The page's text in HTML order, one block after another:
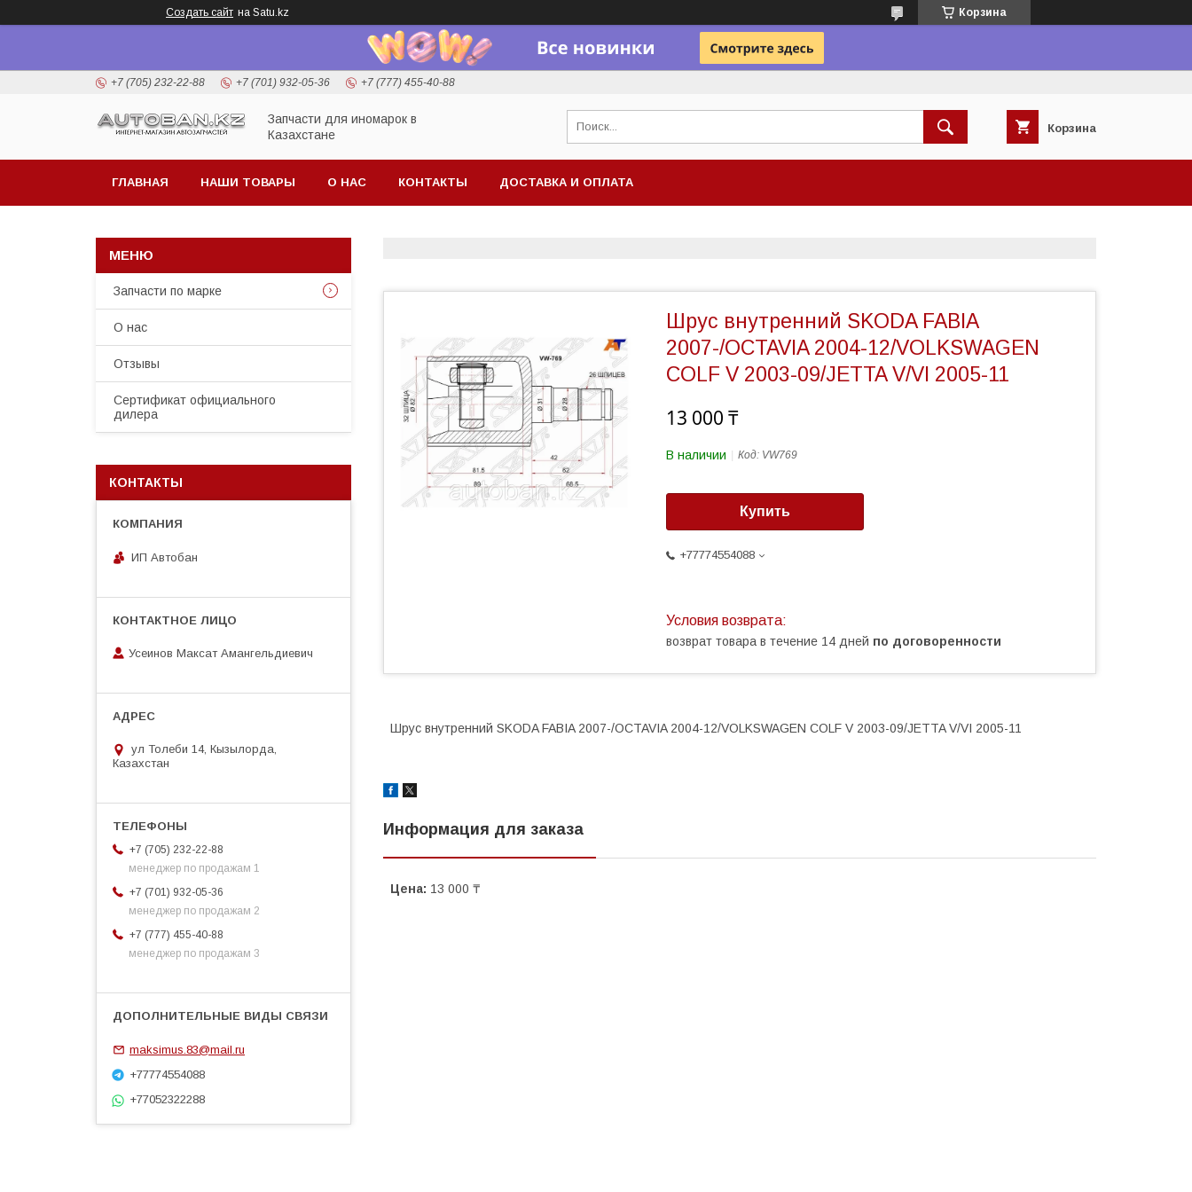
Создать сайт на Satu.kz Корзина
+7 (705) 232-22-88 +7 (701) 932-05-36 +7 (777) 455-40-88
Запчасти для иномарок в
Казахстане
Корзина
ГЛАВНАЯ НАШИ ТОВАРЫ О НАС КОНТАКТЫ ДОСТАВКА И ОПЛАТА
Шрус внутренний SKODA FABIA
2007-/OCTAVIA 2004-12/VOLKSWAGEN
COLF V 2003-09/JETTA V/VI 2005-11
13 000 ₸
В наличии Код: VW769
Купить
+77774554088
возврат товара в течение 14 дней по договоренности
Шрус внутренний SKODA FABIA 2007-/OCTAVIA 2004-12/VOLKSWAGEN COLF V 2003-09/JETTA V/VI 2005-11
Информация для заказа
Цена: 13 000 ₸
Запчасти по марке
О нас
Отзывы
Сертификат официального
дилера
КОНТАКТЫ
ИП Автобан
Усеинов Максат Амангельдиевич
ул Толеби 14, Кызылорда,
Казахстан
+7 (705) 232-22-88
менеджер по продажам 1
+7 (701) 932-05-36
менеджер по продажам 2
+7 (777) 455-40-88
менеджер по продажам 3
maksimus.83@mail.ru
+77774554088
+77052322288